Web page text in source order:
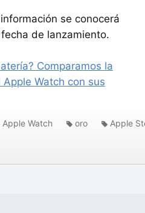
se conocerá
de lanzamiento.
Comparamos la
Watch con sus
Apple Watch oro Apple